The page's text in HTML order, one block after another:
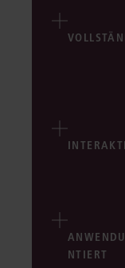
NTIERT